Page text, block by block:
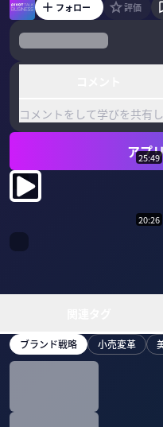
フォロー 評価
コメントをして学びを共有
アプ
25:49
20:26
ブランド戦略 小売変革